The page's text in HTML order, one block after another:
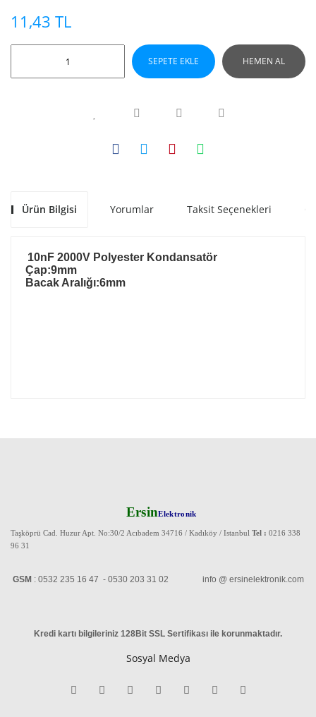
11,43 TL
SEPETE EKLE HEMEN AL
Ürün Bilgisi Yorumlar Taksit Seçenekleri
10nF 2000V Polyester Kondansatör
Çap:9mm
Bacak Aralığı:6mm
ErsinElektronik
Taşköprü Cad. Huzur Apt. No:30/2 Acıbadem 34716 / Kadıköy / Istanbul Tel : 0216 338
96 31
GSM : 0532 235 16 47 - 0530 203 31 02 info @ ersinelektronik.com
Kredi kartı bilgileriniz 128Bit SSL Sertifikası ile korunmaktadır.
Sosyal Medya